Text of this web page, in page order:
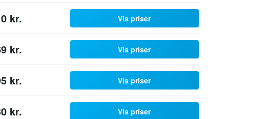
kr. Vis priser
kr. Vis priser
kr. Vis priser
kr. Vis priser